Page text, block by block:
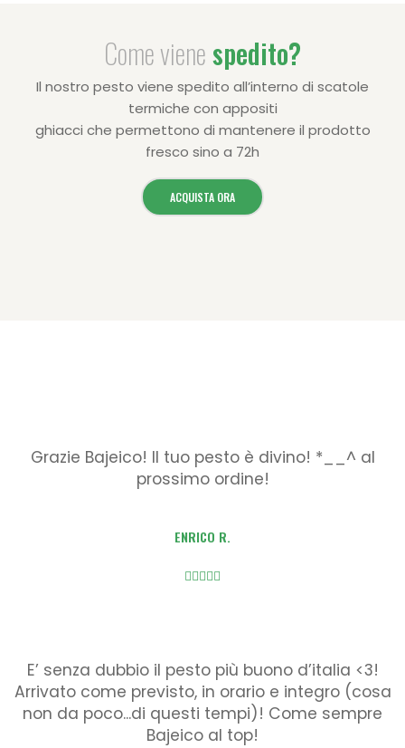
Come vienespedito?
Il nostro pesto viene spedito all’interno di scatole
termiche con appositi
ghiacci che permettono di mantenere il prodotto
fresco sino a 72h
ACQUISTA ORA
Grazie Bajeico! Il tuo pesto è divino! *__^ al
prossimo ordine!
ENRICO R.
E’ senza dubbio il pesto più buono d’italia <3!
Arrivato come previsto, in orario e integro (cosa
non da poco...di questi tempi)! Come sempre
Bajeico al top!